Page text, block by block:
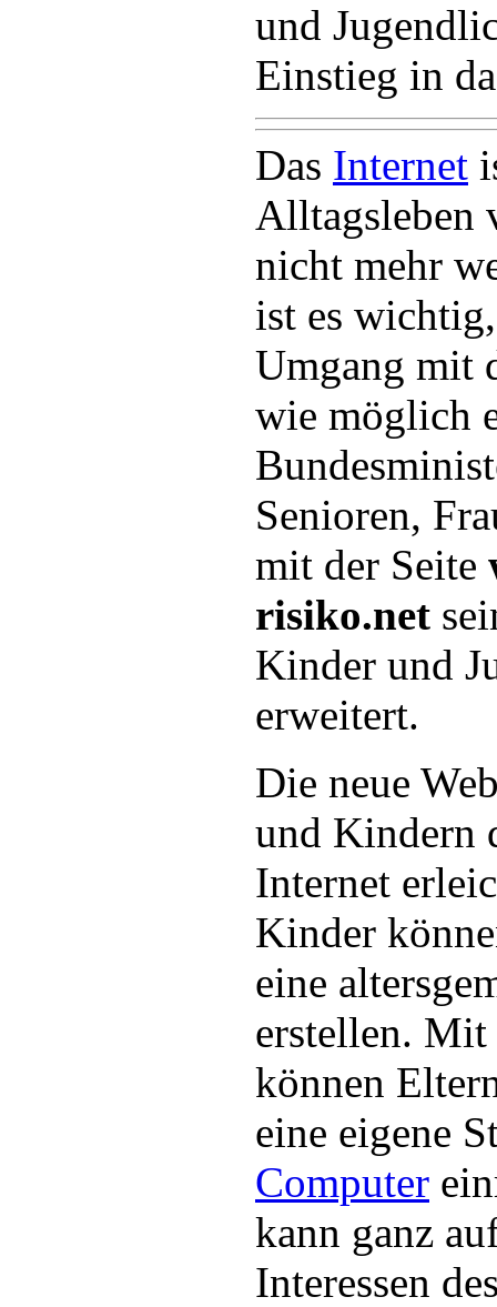
und
Einstieg in
Das Internet
Alltagsleben
nicht mehr
ist es
Umgang mit
wie möglich
Senioren,
mit der Seite
risiko.net
Kinder und
erweitert.
Die neue
und Kindern
Internet
Kinder
eine
erstellen.
können
eine eigene
Computer
kann ganz
Interessen